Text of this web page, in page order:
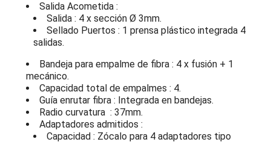
Salida Acometida :
Salida : 4 x sección Ø 3mm.
Sellado Puertos : 1 prensa plástico integrada 4
salidas.
Bandeja para empalme de fibra : 4 x fusión + 1
mecánico.
Capacidad total de empalmes : 4.
Guía enrutar fibra : Integrada en bandejas.
Radio curvatura : 37mm.
Adaptadores admitidos :
Capacidad : Zócalo para 4 adaptadores tipo